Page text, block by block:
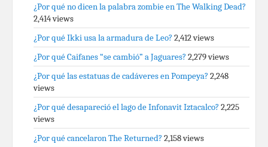
¿Por qué no dicen la palabra zombie en The Walking Dead?
2,414 views
¿Por qué Ikki usa la armadura de Leo? 2,412 views
¿Por qué Caifanes “se cambió” a Jaguares? 2,279 views
¿Por qué las estatuas de cadáveres en Pompeya? 2,248
views
¿Por qué desapareció el lago de Infonavit Iztacalco? 2,225
views
¿Por qué cancelaron The Returned? 2,158 views